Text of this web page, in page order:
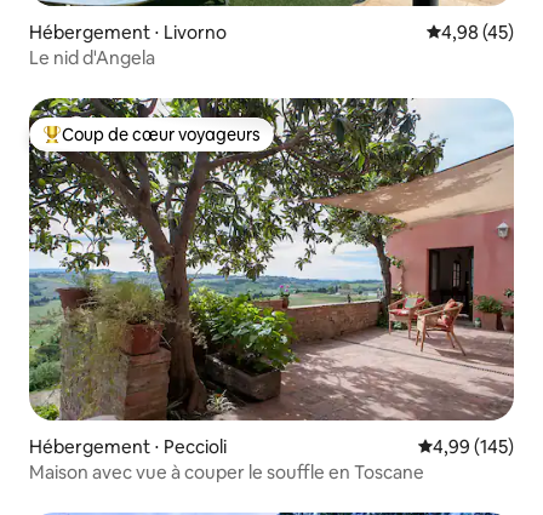
Hébergement ⋅ Livorno Évaluation
4,98 (45)
Le nid d'Angela
Coups de cœur voyageurs les plus appréciés
Coup de cœur voyageurs
Hébergement ⋅ Peccioli Évaluation
4,99 (145)
Maison avec vue à couper le souffle en Toscane